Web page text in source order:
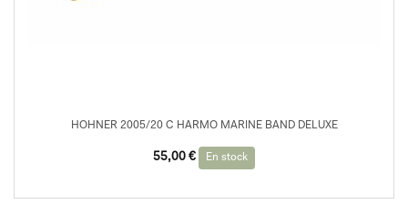
HOHNER 2005/20 C HARMO MARINE BAND DELUXE
55,00 € En stock